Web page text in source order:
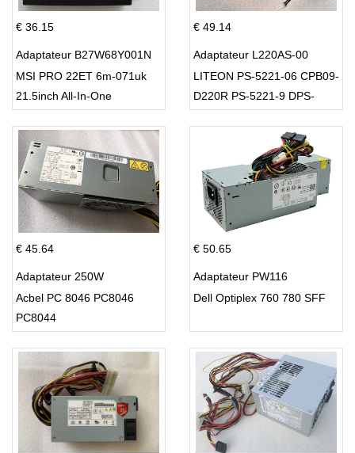
€ 36.15
Adaptateur B27W68Y001N
MSI PRO 22ET 6m-071uk
21.5inch All-In-One
€ 49.14
Adaptateur L220AS-00
LITEON PS-5221-06 CPB09-
D220R PS-5221-9 DPS-
€ 45.64
Adaptateur 250W
Acbel PC 8046 PC8046
PC8044
€ 50.65
Adaptateur PW116
Dell Optiplex 760 780 SFF